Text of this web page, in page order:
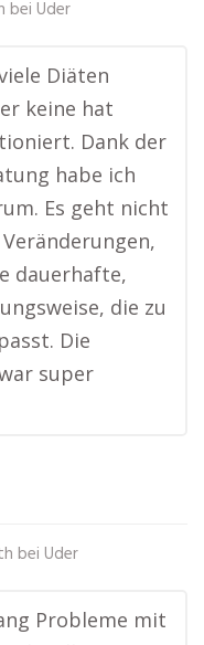
bei Uder
Diäten
keine hat
Dank der
habe ich
Es geht nicht
dauerhafte,
die zu
Die
super
bei Uder
Probleme mit